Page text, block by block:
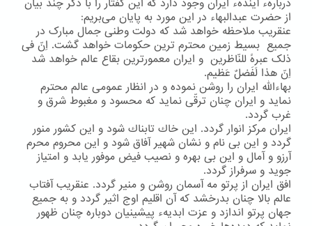
دربارهء آیندهء ایران وجود دارد كه این گفتار را با ذكر چند بیان
از حضرت عبدالبهاء در این مورد به پایان می‌بریم:
عنقریب ملاحظه خواهد شد که دولت وطنی جمال مبارک در
جمیع بسیط زمین محترم ترین حکومات خواهد گشت. اِنّ فی
ذلک عبرهً للنّاظرین و ایران معمورترین بقاع عالم خواهد شد
اِنّ هذا لَفَضلٌ عَظیم.
بهاءالله ایران را روشن نموده و در انظار عمومی عالم محترم
نماید و ایران چنان ترقّی نماید که محسود و مغبوط شرق و
غرب گردد.
ایران مركز انوار گردد. این خاك تابناك شود و این كشور منور
گردد و این بی نام و نشان شهیر آفاق شود و این محروم محرم
آرزو و آمال و این بی بهره و نصیب فیض موفور یابد و امتیاز
جوید و سرفراز گردد.
افق ایران از پرتو مه آسمان روشن و منیر گردد. عنقریب آفتاب
عالم بالا چنان بدرخشد كه آن اقلیم اوج اثیر گردد و به جمیع
جهان پرتو اندازد و عزت ابدیهء پیشینیان دوباره چنان ظهور